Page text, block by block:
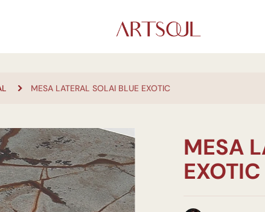
MESA LATERAL SOLAI BLUE EXOTIC
MESA
EXOTIC